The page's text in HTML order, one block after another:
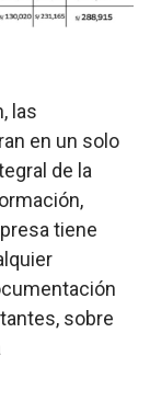
las
en un solo
de la
tiene
sobre